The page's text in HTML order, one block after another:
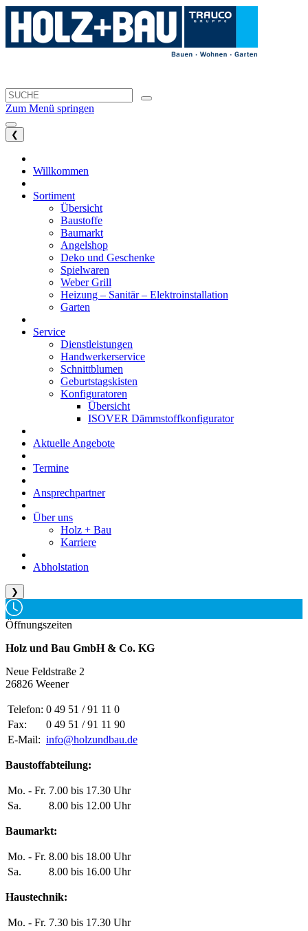
Zum Menü springen
❮
Willkommen
Sortiment
Übersicht
Baustoffe
Baumarkt
Angelshop
Deko und Geschenke
Spielwaren
Weber Grill
Heizung – Sanitär – Elektroinstallation
Garten
Service
Dienstleistungen
Handwerkerservice
Schnittblumen
Geburtstagskisten
Konfiguratoren
Übersicht
ISOVER Dämmstoffkonfigurator
Aktuelle Angebote
Termine
Ansprechpartner
Über uns
Holz + Bau
Karriere
Abholstation
❯
Öffnungszeiten
Holz und Bau GmbH & Co. KG
Neue Feldstraße 2
26826 Weener
Telefon: 0 49 51 / 91 11 0
Fax:
0 49 51 / 91 11 90
E-Mail: info@holzundbau.de
Baustoffabteilung:
Mo. - Fr. 7.00 bis 17.30 Uhr
Sa.
8.00 bis 12.00 Uhr
Baumarkt:
Mo. - Fr. 8.00 bis 18.00 Uhr
Sa.
8.00 bis 16.00 Uhr
Haustechnik:
Mo. - Fr. 7.30 bis 17.30 Uhr